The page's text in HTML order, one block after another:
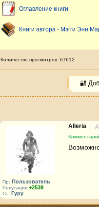
Оглавление книги
Книги автора - Мэгги Энн
Количество просмотров: 67612
🔐
Пр: Пользователь
Репутация:+2539
Ст: Гуру
Alleria